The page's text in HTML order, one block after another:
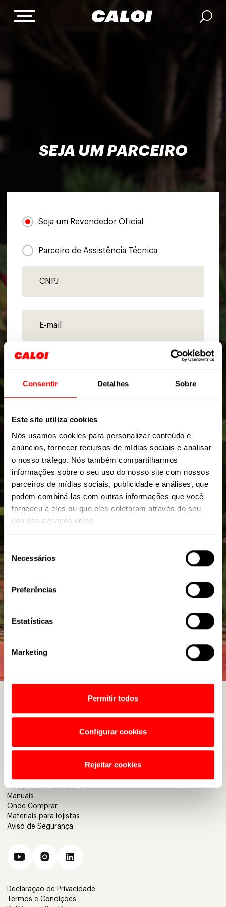
Consentir Detalhes Sobre
Este site utiliza cookies
Nós usamos cookies para personalizar conteúdo e
anúncios, fornecer recursos de mídias sociais e analisar
o nosso tráfego. Nós também compartilharmos
informações sobre o seu uso do nosso site com nossos
parceiros de mídias sociais, publicidade e análises, que
podem combiná-las com outras informações que você
forneceu a eles ou que eles coletaram através do seu
uso dos serviços deles
de Necessários
Preferências
Estatísticas
Marketing
Permitir todos
Configurar cookies
Rejeitar cookies
SEJA UM PARCEIRO
Seja um Revendedor Oficial
Parceiro de Assistência Técnica
Concordo com a
Trabalhe Conosco
Nossos Endereços
Seja um Parceiro Caloi
Comparador de modelos
Manuais
Onde Comprar
Materiais para lojistas
Aviso de Segurança
Declaração de Privacidade
Termos e Condições